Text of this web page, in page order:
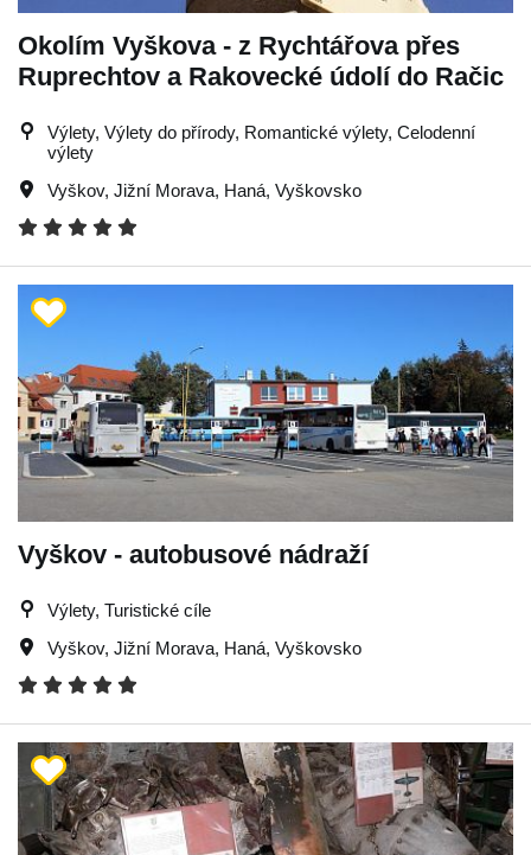
Okolím Vyškova - z Rychtářova přes
Ruprechtov a Rakovecké údolí do Račic
Výlety, Výlety do přírody, Romantické výlety, Celodenní
výlety
Vyškov, Jižní Morava, Haná, Vyškovsko
Vyškov - autobusové nádraží
Výlety, Turistické cíle
Vyškov, Jižní Morava, Haná, Vyškovsko